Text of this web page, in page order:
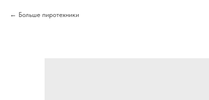
Больше пиротехники